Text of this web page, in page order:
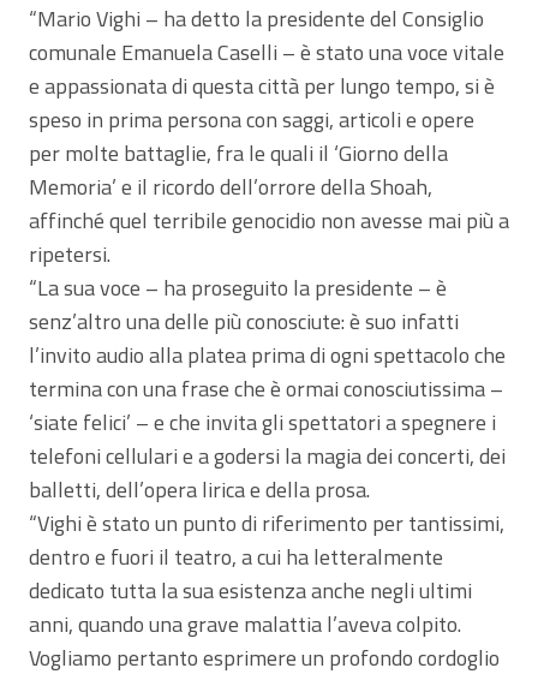
“Mario Vighi – ha detto la presidente del Consiglio
comunale Emanuela Caselli – è stato una voce vitale
e appassionata di questa città per lungo tempo, si è
speso in prima persona con saggi, articoli e opere
per molte battaglie, fra le quali il ‘Giorno della
Memoria’ e il ricordo dell’orrore della Shoah,
affinché quel terribile genocidio non avesse mai più a
ripetersi.
“La sua voce – ha proseguito la presidente – è
senz’altro una delle più conosciute: è suo infatti
l’invito audio alla platea prima di ogni spettacolo che
termina con una frase che è ormai conosciutissima –
‘siate felici’ – e che invita gli spettatori a spegnere i
telefoni cellulari e a godersi la magia dei concerti, dei
balletti, dell’opera lirica e della prosa.
“Vighi è stato un punto di riferimento per tantissimi,
dentro e fuori il teatro, a cui ha letteralmente
dedicato tutta la sua esistenza anche negli ultimi
anni, quando una grave malattia l’aveva colpito.
Vogliamo pertanto esprimere un profondo cordoglio